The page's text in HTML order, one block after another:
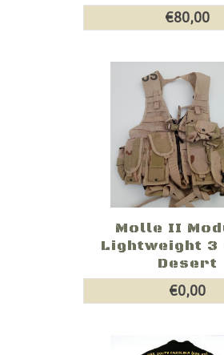
€80,00
Molle II
Lightweight 3
Desert
€0,00